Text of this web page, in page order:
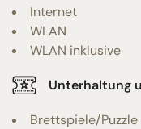
Internet
WLAN
WLAN inklusive
Unterhaltung
Brettspiele/Puzzle